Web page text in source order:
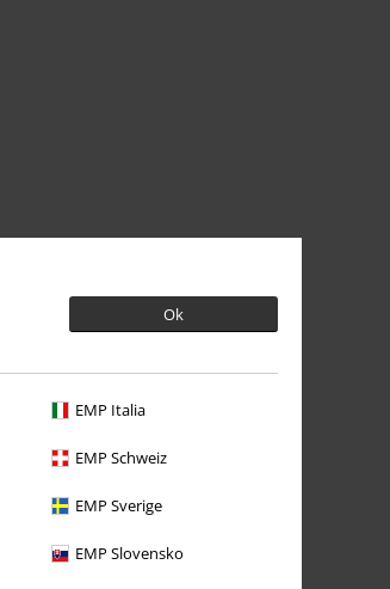
Ok
EMP Italia
EMP Schweiz
EMP Sverige
EMP Slovensko